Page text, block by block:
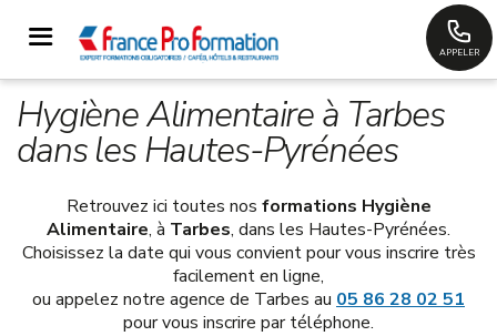
APPELER
Hygiène Alimentaire à Tarbes
dans les Hautes-Pyrénées
Retrouvez ici toutes nos formations Hygiène
Alimentaire, à Tarbes, dans les Hautes-Pyrénées.
Choisissez la date qui vous convient pour vous inscrire très
facilement en ligne,
ou appelez notre agence de Tarbes au 05 86 28 02 51
pour vous inscrire par téléphone.